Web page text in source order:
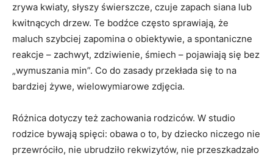
zrywa kwiaty, słyszy świerszcze, czuje zapach siana lub
kwitnących drzew. Te bodźce często sprawiają, że
maluch szybciej zapomina o obiektywie, a spontaniczne
reakcje – zachwyt, zdziwienie, śmiech – pojawiają się bez
„wymuszania min”. Co do zasady przekłada się to na
bardziej żywe, wielowymiarowe zdjęcia.
Różnica dotyczy też zachowania rodziców. W studio
rodzice bywają spięci: obawa o to, by dziecko niczego nie
przewróciło, nie ubrudziło rekwizytów, nie przeszkadzało